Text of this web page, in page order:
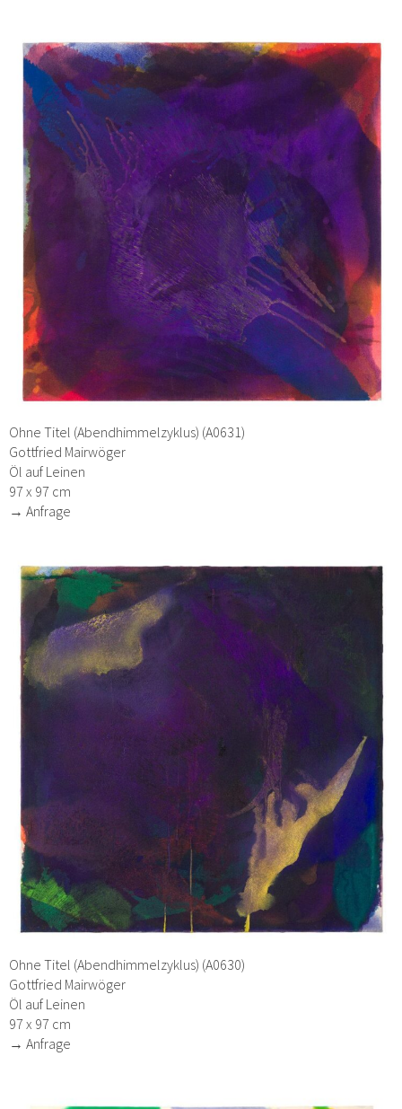
Ohne Titel (Abendhimmelzyklus) (A0631)
Gottfried Mairwöger
Öl auf Leinen
97 x 97 cm
→ Anfrage
Ohne Titel (Abendhimmelzyklus) (A0630)
Gottfried Mairwöger
Öl auf Leinen
97 x 97 cm
→ Anfrage